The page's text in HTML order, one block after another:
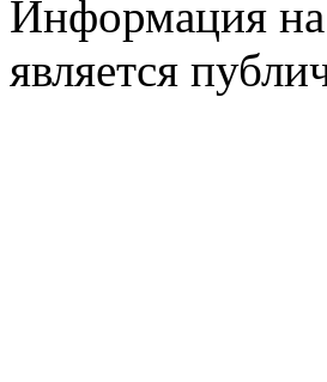
Информация на
является